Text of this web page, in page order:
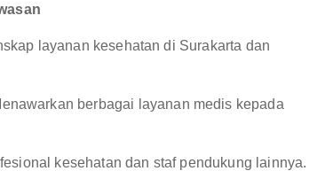
layanan kesehatan di Surakarta dan
berbagai layanan medis kepada
kesehatan dan staf pendukung lainnya.